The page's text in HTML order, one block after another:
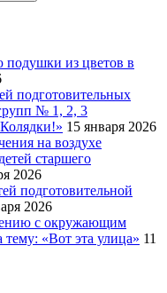
подушки из цветов в
подготовительных
№ 1, 2, 3
15 января 2026
на воздухе
старшего
2026
подготовительной
2026
с окружающим
«Вот эта улица» 11